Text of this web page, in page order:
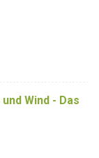
Wind - Das